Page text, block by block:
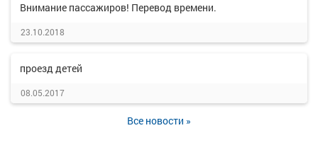
Внимание пассажиров! Перевод времени.
23.10.2018
проезд детей
08.05.2017
Все новости »